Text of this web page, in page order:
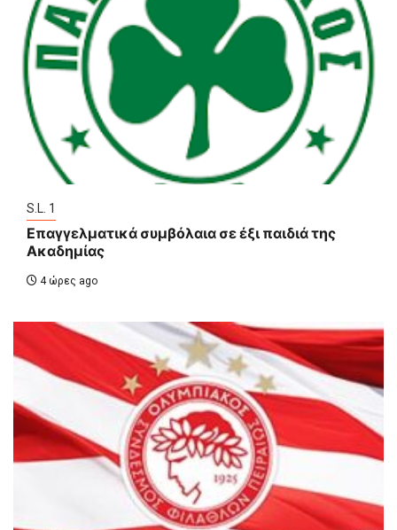
S.L. 1
Επαγγελματικά συμβόλαια σε έξι παιδιά της
Ακαδημίας
4 ώρες ago